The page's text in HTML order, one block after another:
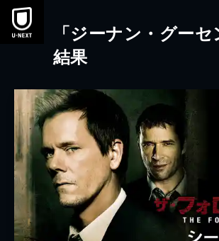
本文へスキップ
「ジーナン・グー
結果